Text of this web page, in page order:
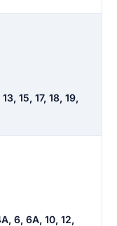
15, 17, 18, 19,
6, 6А, 10, 12,